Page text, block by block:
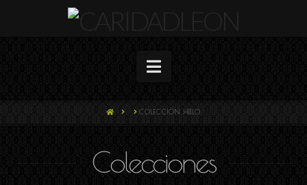
Navigation
HOME COLECCIÓN HIELO
Colecciones